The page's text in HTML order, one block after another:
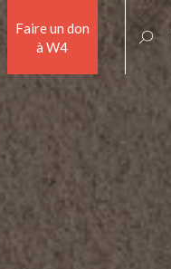
Faire un don
à W4